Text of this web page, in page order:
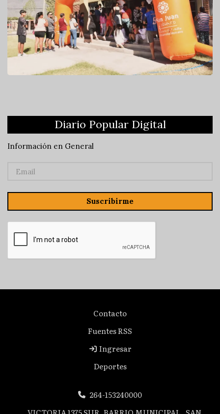
Diario Popular Digital
Información en General
Suscribirme
Contacto
Fuentes RSS
Ingresar
Deportes
264-153240000